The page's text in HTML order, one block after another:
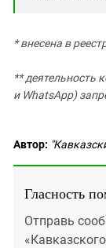
* внесена в
** деятельность
и WhatsApp)
Автор:
Гласность
Отправь